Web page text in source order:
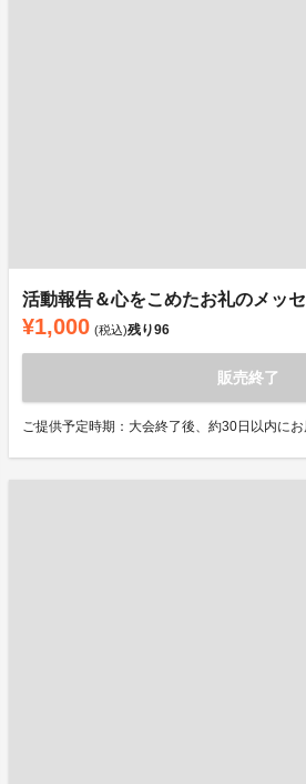
活動報告＆心をこめたお礼のメッ
¥1,000 (税込)残り96
販売終了
ご提供予定時期：大会終了後、約30日以内に